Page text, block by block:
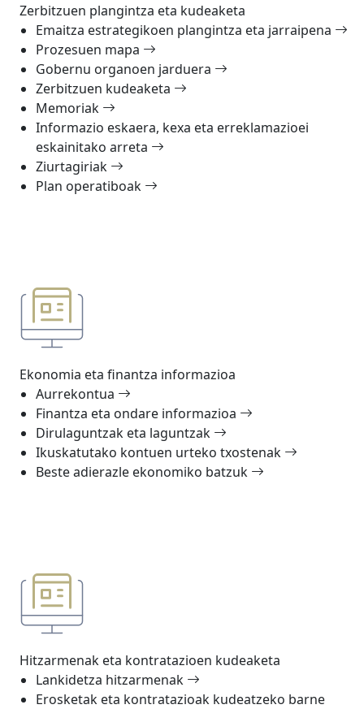
Zerbitzuen plangintza eta kudeaketa
Emaitza estrategikoen plangintza eta jarraipena
Prozesuen mapa
Gobernu organoen jarduera
Zerbitzuen kudeaketa
Memoriak
Informazio eskaera, kexa eta erreklamazioei
eskainitako arreta
Ziurtagiriak
Plan operatiboak
Ekonomia eta finantza informazioa
Aurrekontua
Finantza eta ondare informazioa
Dirulaguntzak eta laguntzak
Ikuskatutako kontuen urteko txostenak
Beste adierazle ekonomiko batzuk
Hitzarmenak eta kontratazioen kudeaketa
Lankidetza hitzarmenak
Erosketak eta kontratazioak kudeatzeko barne